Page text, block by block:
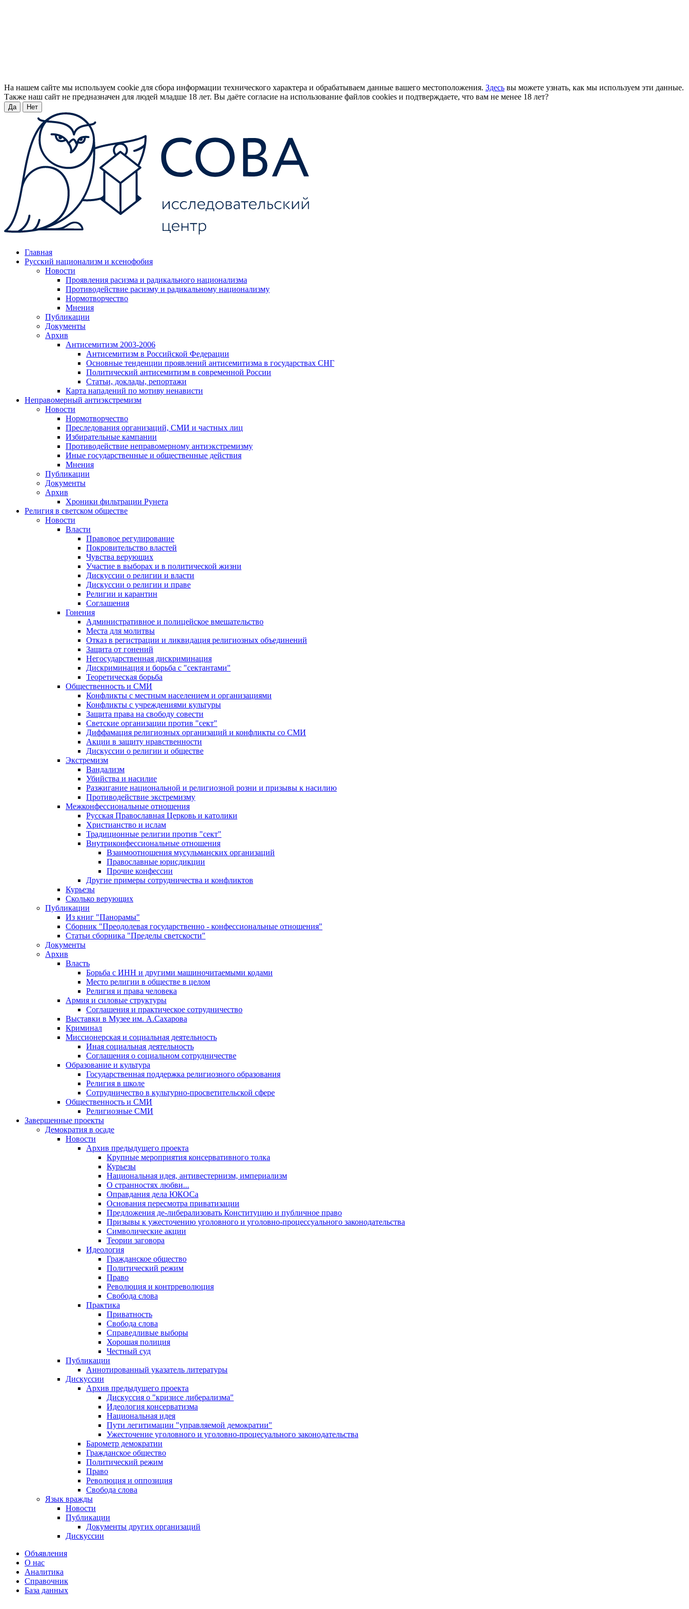
На нашем сайте мы используем cookie для сбора информации технического характера и обрабатываем данные вашего местоположения. Здесь вы можете узнать, как мы используем эти данные.
Также наш сайт не предназначен для людей младше 18 лет. Вы даёте согласие на использование файлов cookies и подтверждаете, что вам не менее 18 лет?
Да Нет
Главная
Русский национализм и ксенофобия
Новости
Проявления расизма и радикального национализма
Противодействие расизму и радикальному национализму
Нормотворчество
Мнения
Публикации
Документы
Архив
Антисемитизм 2003-2006
Антисемитизм в Российской Федерации
Основные тенденции проявлений антисемитизма в государствах СНГ
Политический антисемитизм в современной России
Статьи, доклады, репортажи
Карта нападений по мотиву ненависти
Неправомерный антиэкстремизм
Новости
Нормотворчество
Преследования организаций, СМИ и частных лиц
Избирательные кампании
Противодействие неправомерному антиэкстремизму
Иные государственные и общественные действия
Мнения
Публикации
Документы
Архив
Хроники фильтрации Рунета
Религия в светском обществе
Новости
Власти
Правовое регулирование
Покровительство властей
Чувства верующих
Участие в выборах и в политической жизни
Дискуссии о религии и власти
Дискуссии о религии и праве
Религии и карантин
Соглашения
Гонения
Административное и полицейское вмешательство
Места для молитвы
Отказ в регистрации и ликвидация религиозных объединений
Защита от гонений
Негосударственная дискриминация
Дискриминация и борьба с "сектантами"
Теоретическая борьба
Общественность и СМИ
Конфликты с местным населением и организациями
Конфликты с учреждениями культуры
Защита права на свободу совести
Светские организации против "сект"
Диффамация религиозных организаций и конфликты со СМИ
Акции в защиту нравственности
Дискуссии о религии и обществе
Экстремизм
Вандализм
Убийства и насилие
Разжигание национальной и религиозной розни и призывы к насилию
Противодействие экстремизму
Межконфессиональные отношения
Русская Православная Церковь и католики
Христианство и ислам
Традиционные религии против "сект"
Внутриконфессиональные отношения
Взаимоотношения мусульманских организаций
Православные юрисдикции
Прочие конфессии
Другие примеры сотрудничества и конфликтов
Курьезы
Сколько верующих
Публикации
Из книг "Панорамы"
Сборник "Преодолевая государственно - конфессиональные отношения"
Статьи сборника "Пределы светскости"
Документы
Архив
Власть
Борьба с ИНН и другими машиночитаемыми кодами
Место религии в обществе в целом
Религия и права человека
Армия и силовые структуры
Соглашения и практическое сотрудничество
Выставки в Музее им. А.Сахарова
Криминал
Миссионерская и социальная деятельность
Иная социальная деятельность
Соглашения о социальном сотрудничестве
Образование и культура
Государственная поддержка религиозного образования
Религия в школе
Сотрудничество в культурно-просветительской сфере
Общественность и СМИ
Религиозные СМИ
Завершенные проекты
Демократия в осаде
Новости
Архив предыдущего проекта
Крупные мероприятия консервативного толка
Курьезы
Национальная идея, антивестернизм, империализм
О странностях любви...
Оправдания дела ЮКОСа
Основания пересмотра приватизации
Предложения де-либерализовать Конституцию и публичное право
Призывы к ужесточению уголовного и уголовно-процессуального законодательства
Символические акции
Теории заговора
Идеология
Гражданское общество
Политический режим
Право
Революция и контрреволюция
Свобода слова
Практика
Приватность
Свобода слова
Справедливые выборы
Хорошая полиция
Честный суд
Публикации
Аннотированный указатель литературы
Дискуссии
Архив предыдущего проекта
Дискуссия о "кризисе либерализма"
Идеология консерватизма
Национальная идея
Пути легитимации "управляемой демократии"
Ужесточение уголовного и уголовно-процесуального законодательства
Барометр демократии
Гражданское общество
Политический режим
Право
Революция и оппозиция
Свобода слова
Язык вражды
Новости
Публикации
Документы других организаций
Дискуссии
Объявления
О нас
Аналитика
Справочник
База данных